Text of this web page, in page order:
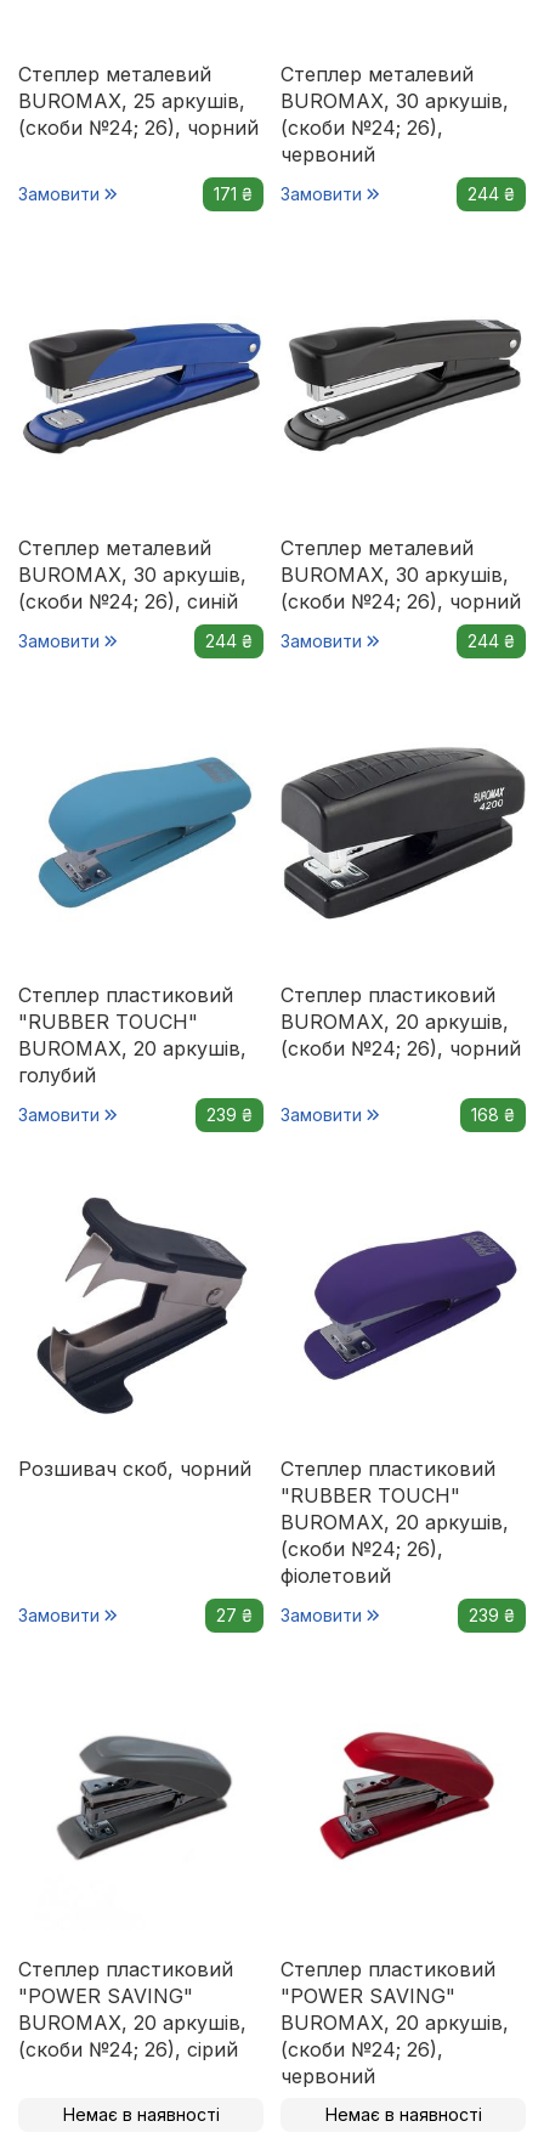
Степлер металевий
BUROMAX, 25 аркушів,
(скоби №24; 26), чорний
Замовити 171 ₴
Степлер металевий
BUROMAX, 30 аркушів,
(скоби №24; 26),
червоний
Замовити 244 ₴
Степлер металевий
BUROMAX, 30 аркушів,
(скоби №24; 26), синій
Замовити 244 ₴
Степлер металевий
BUROMAX, 30 аркушів,
(скоби №24; 26), чорний
Замовити 244 ₴
Степлер пластиковий
"RUBBER TOUCH"
BUROMAX, 20 аркушів,
голубий
Замовити 239 ₴
Степлер пластиковий
BUROMAX, 20 аркушів,
(скоби №24; 26), чорний
Замовити 168 ₴
Розшивач скоб, чорний
Замовити 27 ₴
Степлер пластиковий
"RUBBER TOUCH"
BUROMAX, 20 аркушів,
(скоби №24; 26),
фіолетовий
Замовити 239 ₴
Степлер пластиковий
"POWER SAVING"
BUROMAX, 20 аркушів,
(скоби №24; 26), сірий
Немає в наявності
Степлер пластиковий
"POWER SAVING"
BUROMAX, 20 аркушів,
(скоби №24; 26),
червоний
Немає в наявності